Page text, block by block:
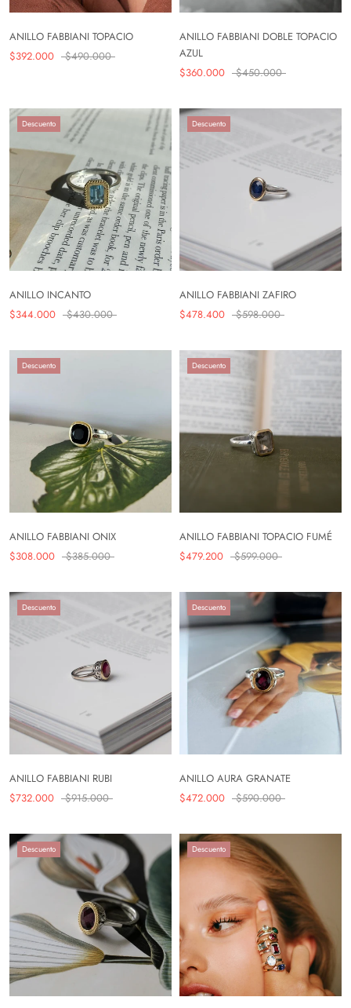
ANILLO FABBIANI TOPACIO
$392.000
$490.000
ANILLO FABBIANI DOBLE TOPACIO
AZUL
$360.000
$450.000
Descuento
ANILLO INCANTO
$344.000
$430.000
Descuento
ANILLO FABBIANI ZAFIRO
$478.400
$598.000
Descuento
ANILLO FABBIANI ONIX
$308.000
$385.000
Descuento
ANILLO FABBIANI TOPACIO FUMÉ
$479.200
$599.000
Descuento
ANILLO FABBIANI RUBI
$732.000
$915.000
Descuento
ANILLO AURA GRANATE
$472.000
$590.000
Descuento Descuento